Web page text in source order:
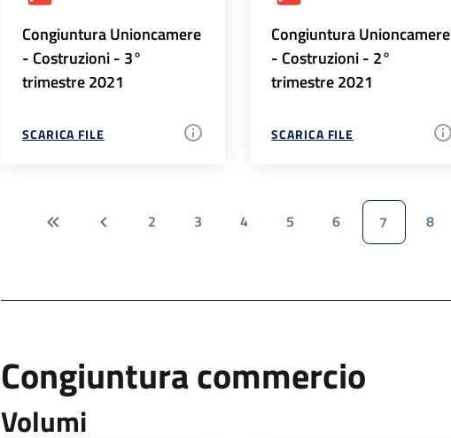
Congiuntura Unioncamere
- Costruzioni - 3°
trimestre 2021
SCARICA FILE
Congiuntura Unioncamere
- Costruzioni - 2°
trimestre 2021
SCARICA FILE
2 3 4 5 6 7 8
Congiuntura commercio
Volumi